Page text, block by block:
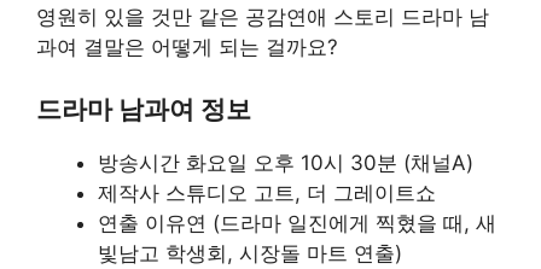
영원히 있을 것만 같은 공감연애 스토리 드라마 남
과여 결말은 어떻게 되는 걸까요?
드라마 남과여 정보
방송시간 화요일 오후 10시 30분 (채널A)
제작사 스튜디오 고트, 더 그레이트쇼
연출 이유연 (드라마 일진에게 찍혔을 때, 새
빛남고 학생회, 시장돌 마트 연출)